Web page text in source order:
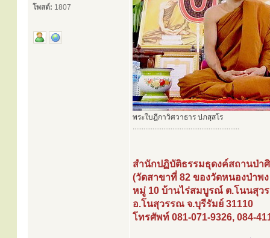
โพสต์: 1807
พระใบฎีกาวิศวาธาร ปภสฺสโร
...........................................................
สำนักปฏิบัติธรรมธุดงค์สถานป่า
(วัดสาขาที่ 82 ของวัดหนองป่าพ
หมู่ 10 บ้านไร่สมบูรณ์ ต.โนนสุว
อ.โนสุวรรณ จ.บุรีรัมย์ 31110
โทรศัพท์ 081-071-9326, 084-